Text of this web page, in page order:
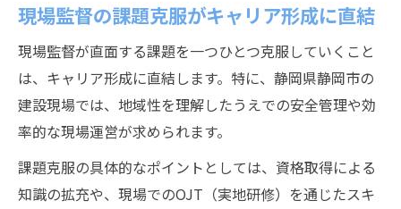
現場監督の課題克服がキャリア形成に直結
現場監督が直面する課題を一つひとつ克服していくこと
は、キャリア形成に直結します。特に、静岡県静岡市の
建設現場では、地域性を理解したうえでの安全管理や効
率的な現場運営が求められます。
課題克服の具体的なポイントとしては、資格取得による
知識の拡充や、現場でのOJT（実地研修）を通じたスキ